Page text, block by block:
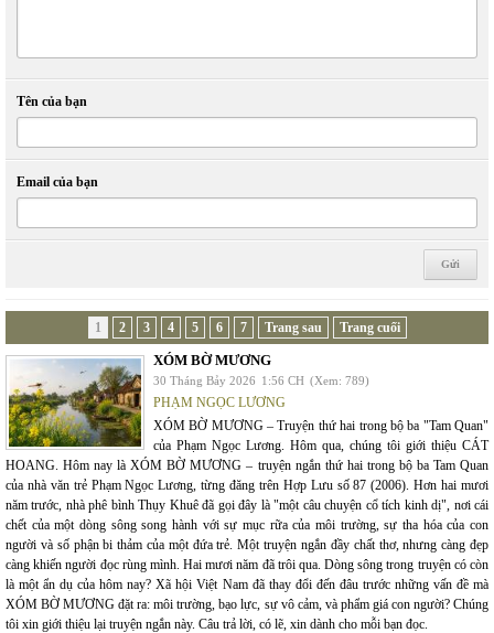
Tên của bạn
Email của bạn
1 2 3 4 5 6 7 Trang sau Trang cuối
XÓM BỜ MƯƠNG
30 Tháng Bảy 2026 1:56 CH (Xem: 789)
PHẠM NGỌC LƯƠNG
XÓM BỜ MƯƠNG – Truyện thứ hai trong bộ ba "Tam Quan"
của Phạm Ngọc Lương. Hôm qua, chúng tôi giới thiệu CÁT
HOANG. Hôm nay là XÓM BỜ MƯƠNG – truyện ngắn thứ hai trong bộ ba Tam Quan
của nhà văn trẻ Phạm Ngọc Lương, từng đăng trên Hợp Lưu số 87 (2006). Hơn hai mươi
năm trước, nhà phê bình Thụy Khuê đã gọi đây là "một câu chuyện cổ tích kinh dị", nơi cái
chết của một dòng sông song hành với sự mục rữa của môi trường, sự tha hóa của con
người và số phận bi thảm của một đứa trẻ. Một truyện ngắn đầy chất thơ, nhưng càng đẹp
càng khiến người đọc rùng mình. Hai mươi năm đã trôi qua. Dòng sông trong truyện có còn
là một ẩn dụ của hôm nay? Xã hội Việt Nam đã thay đổi đến đâu trước những vấn đề mà
XÓM BỜ MƯƠNG đặt ra: môi trường, bạo lực, sự vô cảm, và phẩm giá con người? Chúng
tôi xin giới thiệu lại truyện ngắn này. Câu trả lời, có lẽ, xin dành cho mỗi bạn đọc.